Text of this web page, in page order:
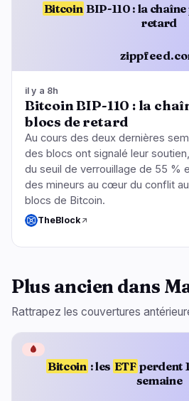
Bitcoin BIP-110 : la
retard
il y a 8h
Bitcoin BIP-110 : la
blocs de retard
Au cours des deux dernières
des blocs ont signalé leur
du seuil de verrouillage de 55 %
des mineurs au cœur du conflit
blocs de Bitcoin.
TheBlock
Plus ancien dans
Rattrapez les couvertures
Bitcoin : les ETF perdent
semaine
🩸